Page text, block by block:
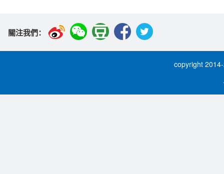
關注我們：
copyright